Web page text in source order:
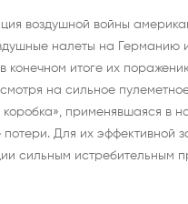
воздушной войны
налеты на Германию
конечном итоге их
на сильное
применявшаяся в
Для их эффективной
сильным истребительным